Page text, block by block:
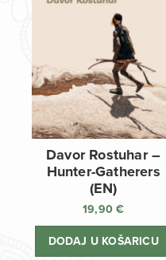
Davor Rostuhar –
Hunter-Gatherers
(EN)
19,90€
DODAJ U KOŠARICU